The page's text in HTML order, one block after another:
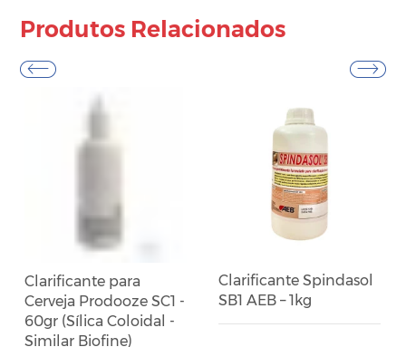
Produtos Relacionados
Clarificante para
Cerveja Prodooze SC1 -
60gr (Sílica Coloidal -
Similar Biofine)
Clarificante Spindasol
SB1 AEB – 1kg